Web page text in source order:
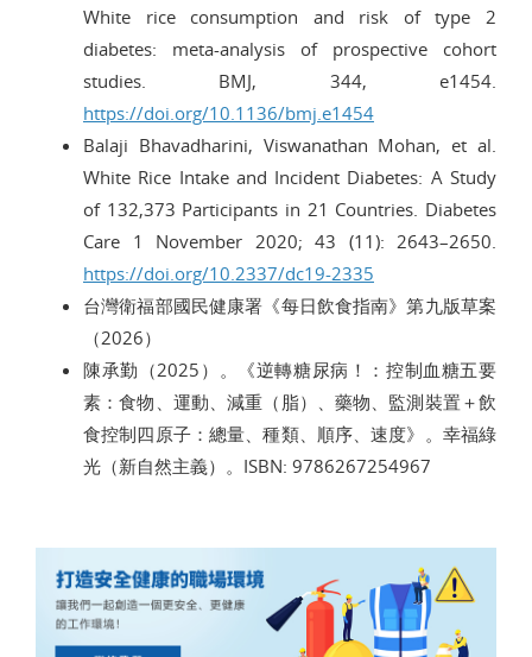
White rice consumption and risk of type 2
diabetes: meta-analysis of prospective cohort
studies. BMJ, 344, e1454.
https://doi.org/10.1136/bmj.e1454
Balaji Bhavadharini, Viswanathan Mohan, et al.
White Rice Intake and Incident Diabetes: A Study
of 132,373 Participants in 21 Countries. Diabetes
Care 1 November 2020; 43 (11): 2643–2650.
https://doi.org/10.2337/dc19-2335
台灣衛福部國民健康署《每日飲食指南》第九版草案
（2026）
陳承勤（2025）。《逆轉糖尿病！：控制血糖五要
素：食物、運動、減重（脂）、藥物、監測裝置＋飲
食控制四原子：總量、種類、順序、速度》。幸福綠
光（新自然主義）。ISBN: 9786267254967